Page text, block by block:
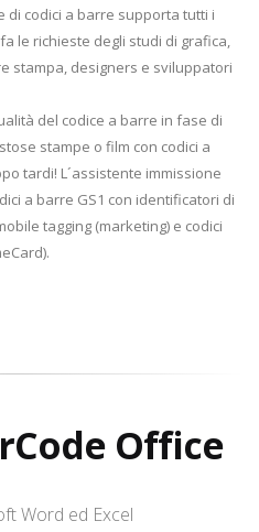
codici a barre supporta tutti i
le richieste degli studi di grafica,
stampa, designers e sviluppatori
del codice a barre in fase di
stampe o film con codici a
tardi! L´assistente immissione
a barre GS1 con identificatori di
tagging (marketing) e codici
Office
Word ed Excel